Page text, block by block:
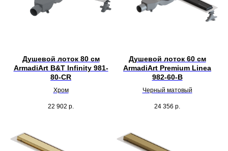
Душевой лоток 80 см
ArmadiArt B&T Infinity 981-
80-CR
Хром
22 902 р.
Душевой лоток 60 см
ArmadiArt Premium Linea
982-60-B
Черный матовый
24 356 р.